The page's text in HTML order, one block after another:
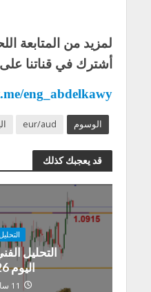
لمزيد من المتابعة
أشترك في قناتنا على
eng_abdelkawy
الوسوم eur/aud
قد يعجبك كذلك
التحليل
اليوم 7/8/2026
11 ساعة مضى